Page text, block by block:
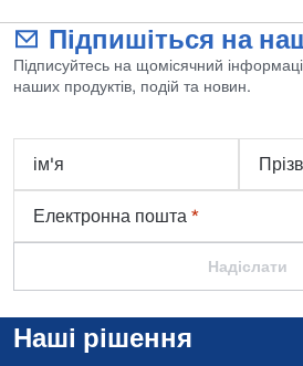
Підпишіться на
Підписуйтесь на щомісячний
наших продуктів, подій та новин.
ім'я
Електронна пошта*
Надіслати
Наші рішення